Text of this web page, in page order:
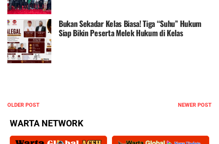
Bukan Sekadar Kelas Biasa! Tiga “Suhu” Hukum
Siap Bikin Peserta Melek Hukum di Kelas
Paralegal 2026
NEWER POST
OLDER POST
WARTA NETWORK